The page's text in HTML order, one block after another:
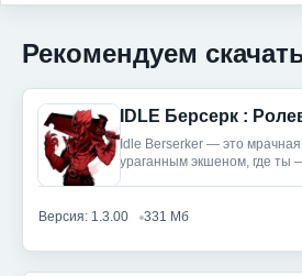
Рекомендуем
Idle Berserker — это
ураганным экшеном, где ты
Версия: 1.3.00 331 Мб